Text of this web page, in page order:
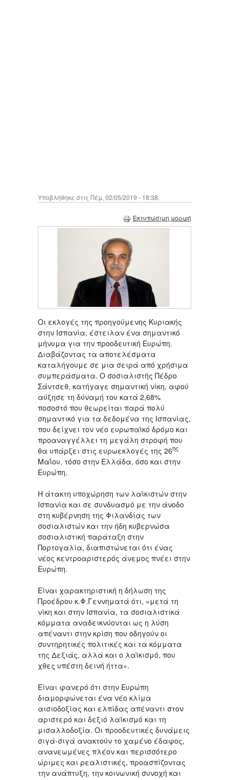
Υποβλήθηκε στις Πέμ, 02/05/2019 - 18:38.
Εκτυπώσιμη μορφή
Οι εκλογές της προηγούμενης Κυριακής
στην Ισπανία, έστειλαν ένα σημαντικό
μήνυμα για την προοδευτική Ευρώπη.
Διαβάζοντας τα αποτελέσματα
καταλήγουμε σε μια σειρά από χρήσιμα
συμπεράσματα. Ο σοσιαλιστής Πέδρο
Σάντσεθ, κατήγαγε σημαντική νίκη, αφού
αύξησε τη δύναμή του κατά 2,68%
ποσοστό που θεωρείται παρά πολύ
σημαντικό για τα δεδομένα της Ισπανίας,
που δείχνει τον νέο ευρωπαϊκό δρόμο και
προαναγγέλλει τη μεγάλη στροφή που
θα υπάρξει στις ευρωεκλογές της 26ης
Μαΐου, τόσο στην Ελλάδα, όσο και στην
Ευρώπη.
Η άτακτη υποχώρηση των λαϊκιστών στην
Ισπανία και σε συνδυασμό με την άνοδο
στη κυβέρνηση της Φιλανδίας των
σοσιαλιστών και την ήδη κυβερνώσα
σοσιαλιστική παράταξη στην
Πορτογαλία, διαπιστώνεται ότι ένας
νέος κεντροαριστερός άνεμος πνέει στην
Ευρώπη.
Είναι χαρακτηριστική η δήλωση της
Προέδρου κ.Φ.Γεννηματά ότι, «μετά τη
νίκη και στην Ισπανία, τα σοσιαλιστικά
κόμματα αναδεικνύονται ως η λύση
απέναντι στην κρίση που οδηγούν οι
συντηρητικές πολιτικές και τα κόμματα
της Δεξιάς, αλλά και ο λαϊκισμό, που
χθες υπέστη δεινή ήττα».
Είναι φανερό ότι στην Ευρώπη
διαμορφώνεται ένα νέο κλίμα
αισιοδοξίας και ελπίδας απέναντι στον
αριστερό και δεξιό λαϊκισμό και τη
μισαλλοδοξία. Οι προοδευτικές δυνάμεις
σιγά-σιγά ανακτούν το χαμένο έδαφος,
ανανεωμένες πλέον και περισσότερο
ώριμες και ρεαλιστικές, προασπίζοντας
την ανάπτυξη, την κοινωνική συνοχή και